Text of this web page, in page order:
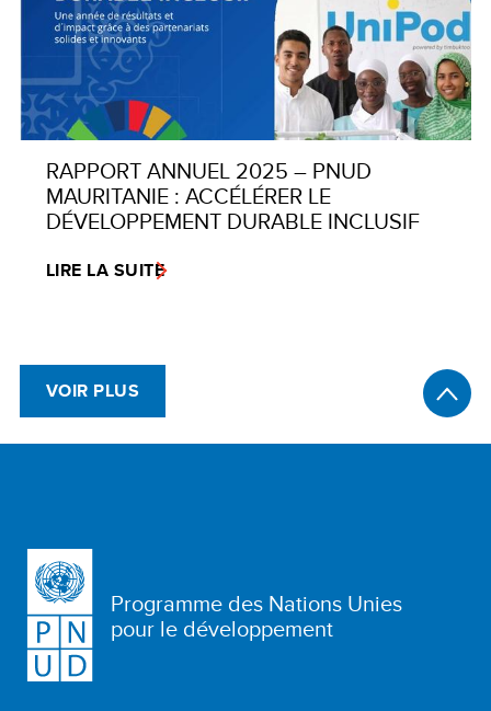
RAPPORT ANNUEL 2025 – PNUD
MAURITANIE : ACCÉLÉRER LE
DÉVELOPPEMENT DURABLE INCLUSIF
LIRE LA SUITE
VOIR PLUS
Programme des Nations Unies
pour le développement